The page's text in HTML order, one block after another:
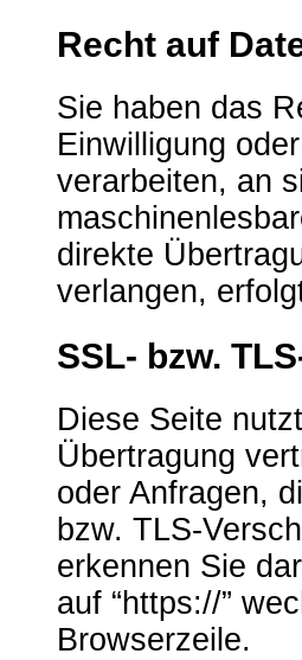
Recht auf
Sie haben das
Einwilligung
verarbeiten, an
direkte
verlangen,
SSL- bzw.
Diese Seite
Übertragung
oder Anfragen,
bzw. TLS-
erkennen Sie
auf “https://”
Browserzeile.